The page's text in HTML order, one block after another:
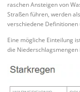
raschen Ansteigen von
Straßen führen, werden
verschiedene Definitionen
Eine mögliche Einteilung
die